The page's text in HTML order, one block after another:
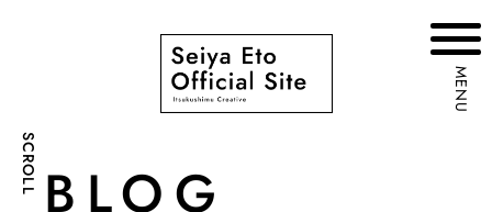
SCROLL
MENU
BLOG